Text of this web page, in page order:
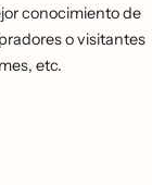
conocimiento de
o visitantes
etc.